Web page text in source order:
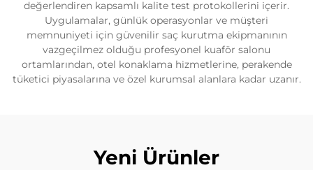
değerlendiren kapsamlı kalite test protokollerini içerir.
Uygulamalar, günlük operasyonlar ve müşteri
memnuniyeti için güvenilir saç kurutma ekipmanının
vazgeçilmez olduğu profesyonel kuaför salonu
ortamlarından, otel konaklama hizmetlerine, perakende
tüketici piyasalarına ve özel kurumsal alanlara kadar uzanır.
Yeni Ürünler